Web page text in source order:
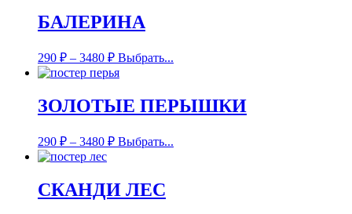
БАЛЕРИНА
290 ₽ – 3480 ₽ Выбрать...
ЗОЛОТЫЕ ПЕРЫШКИ
290 ₽ – 3480 ₽ Выбрать...
СКАНДИ ЛЕС